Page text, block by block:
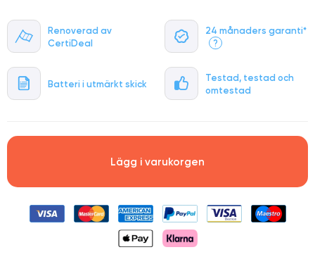
Renoverad av
CertiDeal
24 månaders garanti*
?
Batteri i utmärkt skick
Testad, testad och
omtestad
Lägg i varukorgen